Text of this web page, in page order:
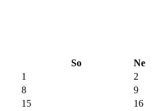
So
Ne
1
2
8
9
15
16